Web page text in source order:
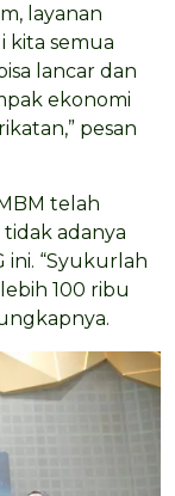
layanan
kita semua
lancar dan
ekonomi
pesan
telah
adanya
ini. “Syukurlah
100 ribu